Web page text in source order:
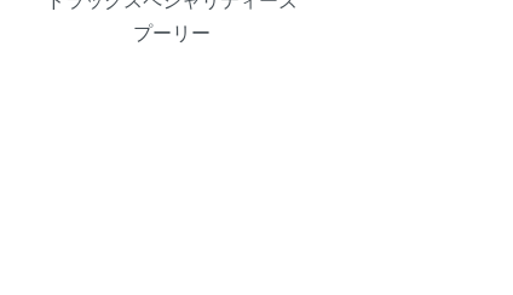
プーリー